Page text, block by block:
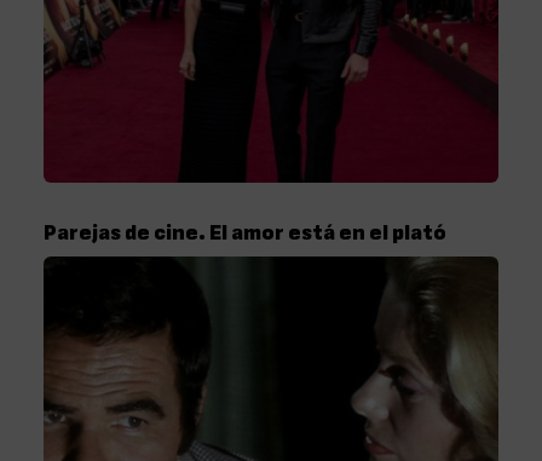
Parejas de cine. El amor está en el plató